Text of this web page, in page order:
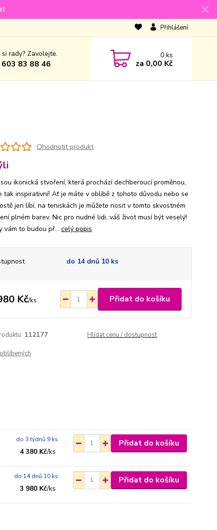
Přihlášení
rady? Zavolejte.
83 88 46
0ks
za 0,00 Kč
Ohodnotit produkt
ikonická stvoření, která prochází dechberoucí proměnou,
tak inspirativní! Ať je máte v oblibě z tohoto důvodu nebo se
jen líbí, na teniskách je můžete nosit v tomto skvostném
plném barev. Nic pro nudné lidi, váš život musí být veselý!
vám to budou př... celý popis
do 14 dnů 10 ks
Kč/ks Přidat do košíku
112177 Hlídat cenu / dostupnost
4 380 Kč/ks
do 3 týdnů 9 ks Přidat do košíku
3 980 Kč/ks
do 14 dnů 10 ks Přidat do košíku